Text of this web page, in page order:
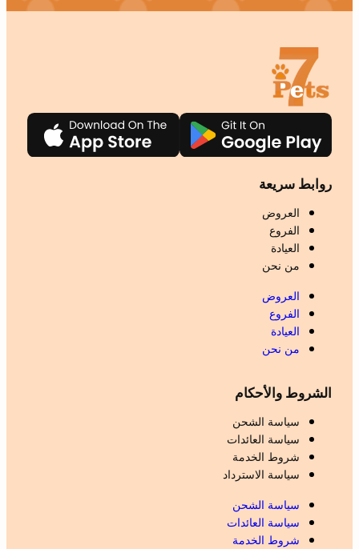
روابط سريعة
العروض
الفروع
العيادة
من نحن
العروض
الفروع
العيادة
من نحن
الشروط والأحكام
سياسة الشحن
سياسة العائدات
شروط الخدمة
سياسة الاسترداد
سياسة الشحن
سياسة العائدات
شروط الخدمة